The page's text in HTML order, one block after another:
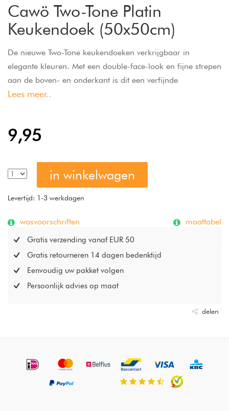
Cawö Two-Tone Platin
Keukendoek (50x50cm)
De nieuwe Two-Tone keukendoeken verkrijgbaar in
elegante kleuren. Met een double-face-look en fijne strepen
aan de boven- en onderkant is dit een verfijnde
keukendoek die decoratief opvalt. Duurzaam,
badstoftextuur brengen deze Cawö keukendoeken Two-
kwaliteit garandeert eenvoudig wassen in de machine op
60°C en geschikt voor de droger.
Lees meer..
9,95
in winkelwagen
Levertijd: 1-3 werkdagen
wasvoorschriften maattabel
Gratis verzending vanaf EUR 50
Gratis retourneren 14 dagen bedenktijd
Eenvoudig uw pakket volgen
Persoonlijk advies op maat
delen